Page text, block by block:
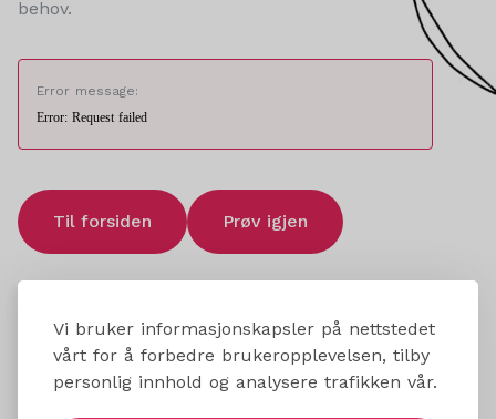
Vi bruker informasjonskapsler på nettstedet
vårt for å forbedre brukeropplevelsen, tilby
personlig innhold og analysere trafikken vår.
behov.
Error message:
Error: Request failed
Til forsiden Prøv igjen